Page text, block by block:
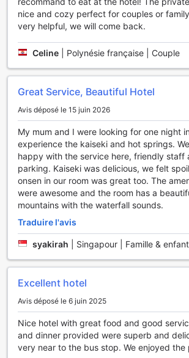
jardin paisible, parfait pour une promenade
moment de méditation. Si vous souhaitez
notre salon commun avec télévision est
partager des moments conviviaux avec
voyageurs. De plus, notre boutique de
permet de rapporter un petit morceau de
vous, avec des articles uniques qui
souvenirs de ce séjour inoubliable. Au
de voyage par le bien-être et la convivialité.
Les Installations Sportives de Hakone
Évasion Active au Cœur de la Nature
Hakone Nanase est un véritable havre
de plein air, offrant un accès privilégié à
randonnée spectaculaires. Les chemins
naturelle du Japon s'épanouit dans toute
vous soyez un randonneur chevronné ou
désireux d'explorer, les sentiers variés de
promettent une expérience inoubliable,
lac Ashi.
En séjournant à Hakone Nanase, vous
de découvrir des itinéraires adaptés à
vous permettant de vous immerger dans
nature. Les installations de randonnée sont
faciliter votre aventure, avec des cartes
nice and cozy perfect for couples or
very helpful, we will come back.
Celine Polynésie française | Couple
Great Service, Beautiful Hotel
Avis déposé le 15 juin 2026
My mum and I were looking for one night
experience the kaiseki and hot springs.
happy with the service here, friendly staff
parking. Kaiseki was delicious, we felt
onsen in our room was great too. The
were awesome and the room has a
mountains with the waterfall sounds.
Traduire l'avis
syakirah Singapour | Famille &
Excellent hotel
Avis déposé le 6 juin 2025
Nice hotel with great food and good
and dinner provided were superb and
very near to the bus stop. We enjoyed the